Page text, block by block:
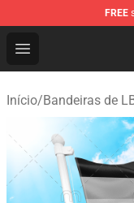
FREE
Open menu
Asexual Flag
Início/Bandeiras de